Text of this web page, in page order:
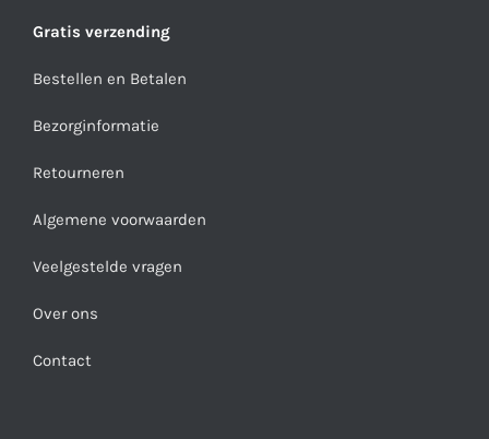
Gratis verzending
Bestellen en Betalen
Bezorginformatie
Retourneren
Algemene voorwaarden
Veelgestelde vragen
Over ons
Contact